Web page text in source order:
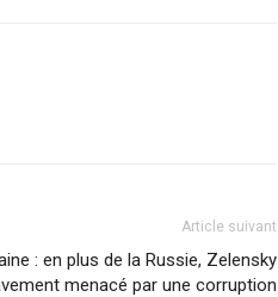
Article suivant
: en plus de la Russie, Zelensky
menacé par une corruption